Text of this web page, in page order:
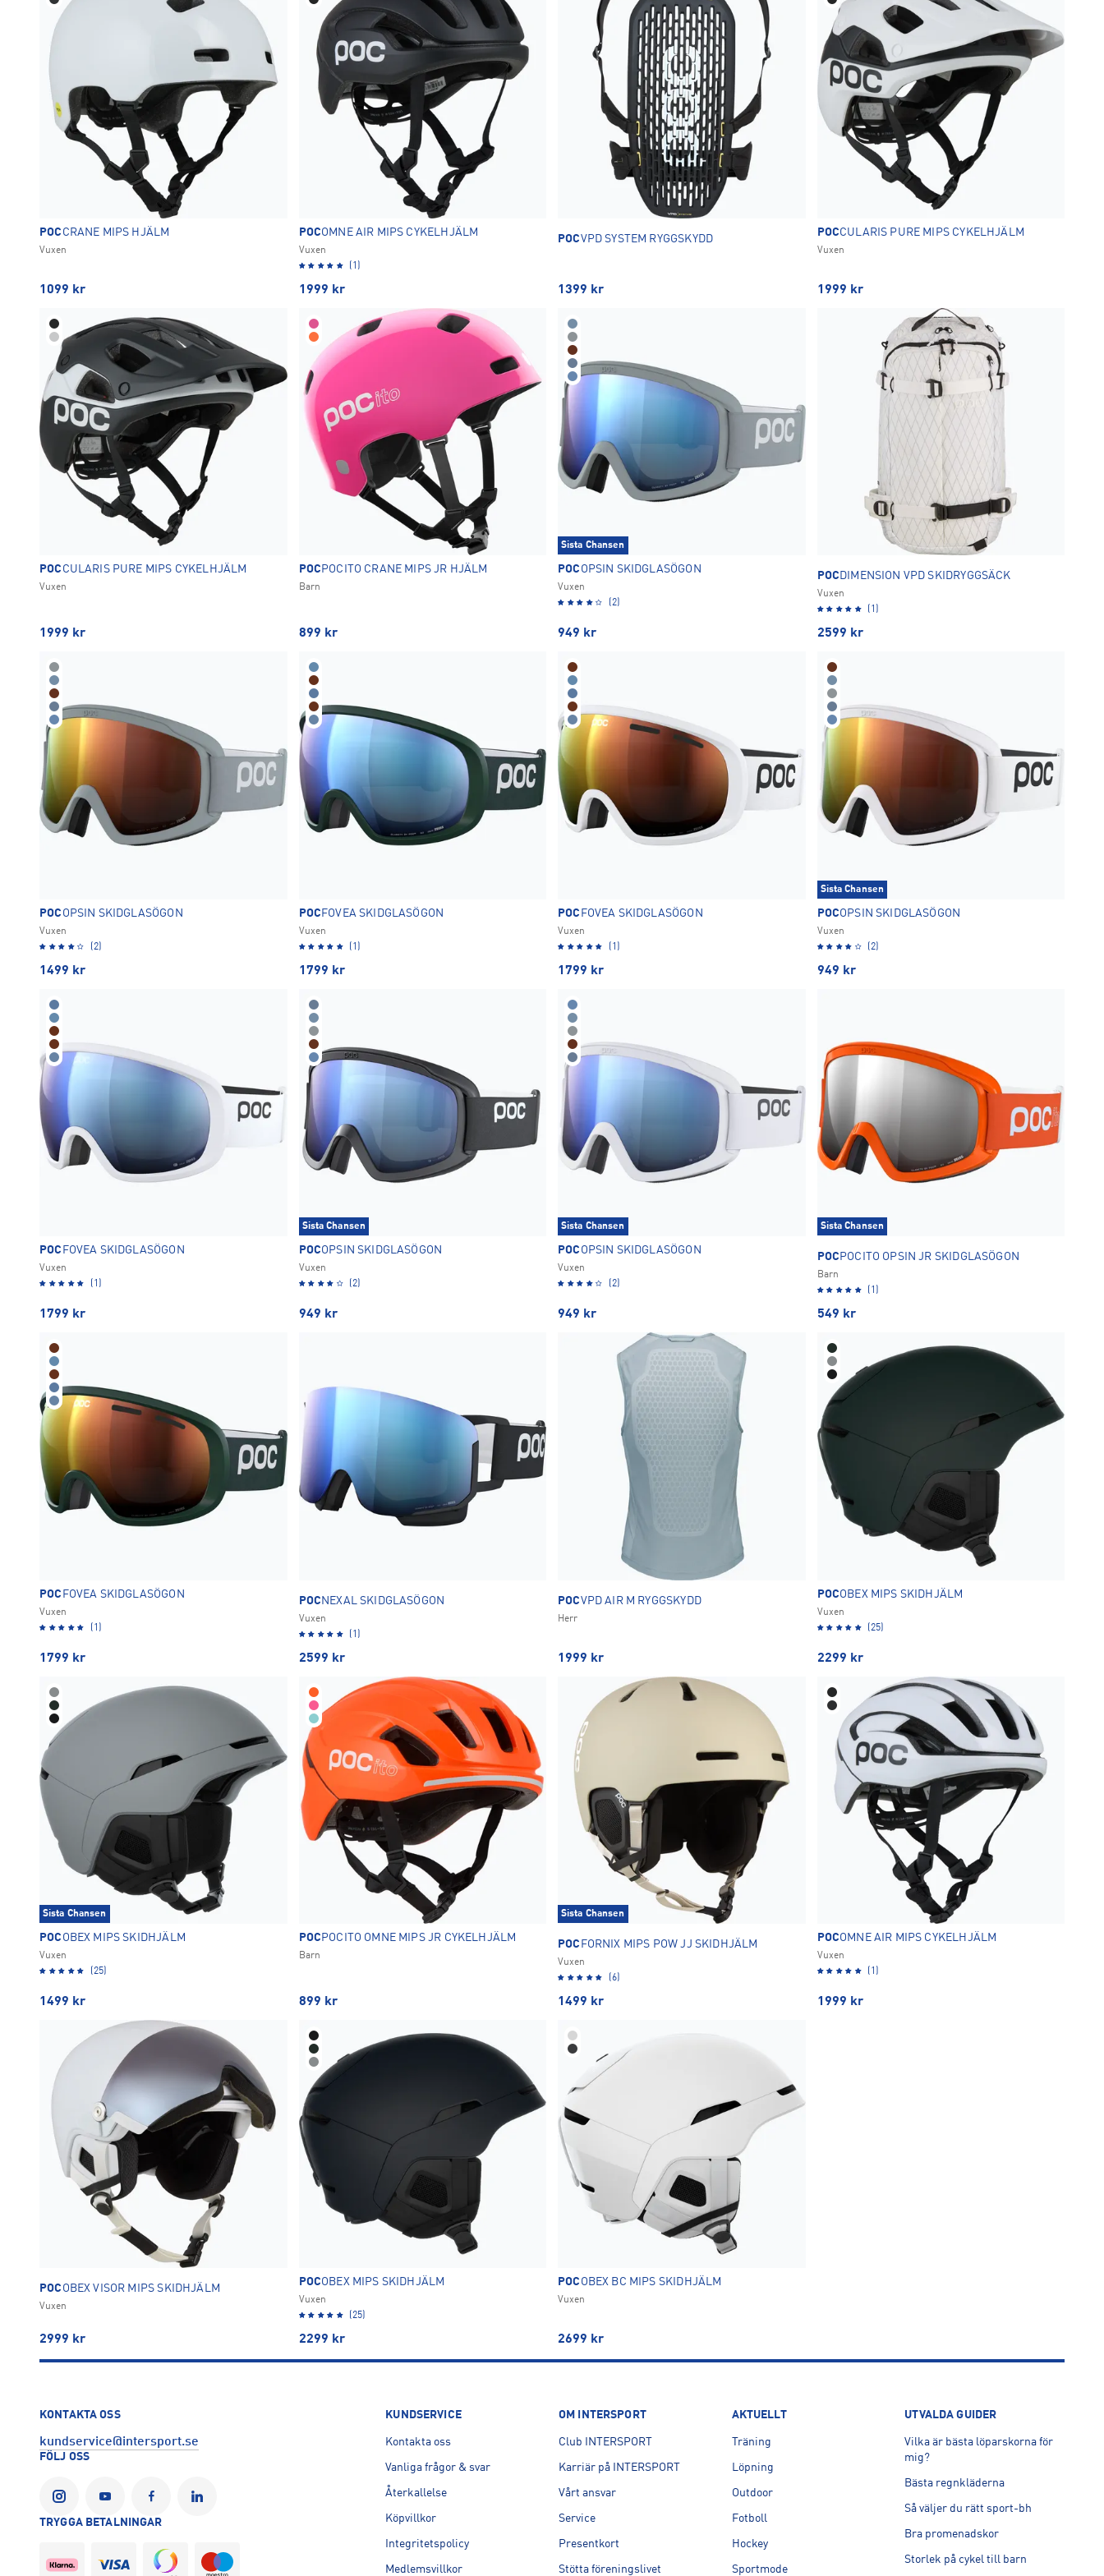
10
TA BORT ALLA OK
60CM 61CM
6
62CM
6
XS
1
S
1
M
2
1
OK
POC CRANE MIPS HJÄLM
Vuxen
1099 kr
POCOMNE AIR MIPS CYKELHJÄLM
Vuxen
(1)
1999 kr
POCVPD SYSTEM RYGGSKYDD
1399 kr
POCCULARIS PURE MIPS CYKELHJÄLM
Vuxen
1999 kr
POC CULARIS PURE MIPS CYKELHJÄLM
Vuxen
1999 kr
POC POCITO CRANE MIPS JR HJÄLM
Barn
899 kr
Sista Chansen
POC OPSIN SKIDGLASÖGON
Vuxen
(2)
949 kr
POC DIMENSION VPD SKIDRYGGSÄCK
Vuxen
(1)
2599 kr
POC OPSIN SKIDGLASÖGON
Vuxen
(2)
1499 kr
POC FOVEA SKIDGLASÖGON
Vuxen
(1)
1799 kr
POC FOVEA SKIDGLASÖGON
Vuxen
(1)
1799 kr
Sista Chansen
POCOPSIN SKIDGLASÖGON
Vuxen
(2)
949 kr
POC FOVEA SKIDGLASÖGON
Vuxen
(1)
1799 kr
Sista Chansen
POCOPSIN SKIDGLASÖGON
Vuxen
(2)
949 kr
Sista Chansen
POC OPSIN SKIDGLASÖGON
Vuxen
(2)
949 kr
Sista Chansen
POC POCITO OPSIN JR SKIDGLASÖGON
Barn
(1)
549 kr
POC FOVEA SKIDGLASÖGON
Vuxen
(1)
1799 kr
POC NEXAL SKIDGLASÖGON
Vuxen
(1)
2599 kr
POCVPD AIR M RYGGSKYDD
Herr
1999 kr
POCOBEX MIPS SKIDHJÄLM
Vuxen
(25)
2299 kr
Sista Chansen
POC OBEX MIPS SKIDHJÄLM
Vuxen
(25)
1499 kr
POC POCITO OMNE MIPS JR CYKELHJÄLM
Barn
899 kr
Sista Chansen
POC FORNIX MIPS POW JJ SKIDHJÄLM
Vuxen
(6)
1499 kr
POCOMNE AIR MIPS CYKELHJÄLM
Vuxen
(1)
1999 kr
POC OBEX VISOR MIPS SKIDHJÄLM
Vuxen
2999 kr
POCOBEX MIPS SKIDHJÄLM
Vuxen
(25)
2299 kr
POC OBEX BC MIPS SKIDHJÄLM
Vuxen
2699 kr
KONTAKTA OSS
kundservice@intersport.se
FÖLJ OSS
TRYGGA BETALNINGAR
KUNDSERVICE
Kontakta oss
Vanliga frågor & svar
Återkallelse
Köpvillkor
Integritetspolicy
Medlemsvillkor
OM INTERSPORT
Club INTERSPORT
Karriär på INTERSPORT
Vårt ansvar
Service
Presentkort
Stötta föreningslivet
AKTUELLT
Träning
Löpning
Outdoor
Fotboll
Hockey
Sportmode
UTVALDA GUIDER
Vilka är bästa löparskorna för
mig?
Bästa regnkläderna
Så väljer du rätt sport-bh
Bra promenadskor
Storlek på cykel till barn